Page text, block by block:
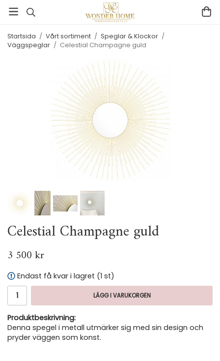
Startsida / Vårt sortiment / Speglar & Klockor /
Väggspeglar / Celestial Champagne guld
Celestial Champagne guld
3 500 kr
Endast få kvar i lagret (1 st)
LÄGG I VARUKORGEN
Produktbeskrivning:
Denna spegel i metall utmärker sig med sin design och
pryder väggen som konst.